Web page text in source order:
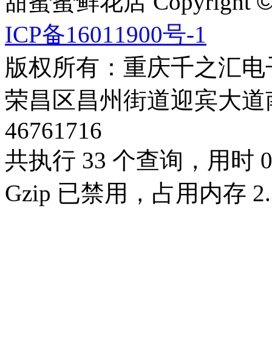
ICP备16011900号-1
版权所有：重庆千之汇
荣昌区昌州街道迎宾大道
46761716
共执行 33 个查询，用时
Gzip 已禁用，占用内存